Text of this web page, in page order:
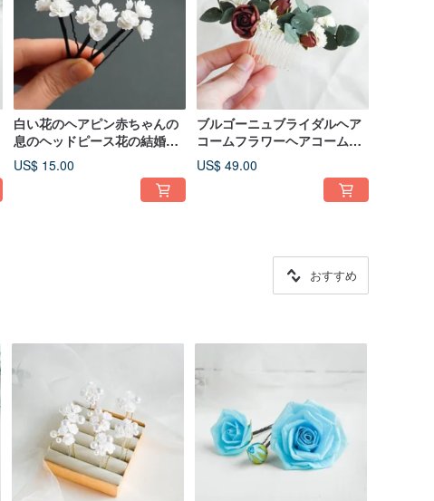
白い花のヘアピン赤ちゃんの
息のヘッドピース花の結婚式
のヘアピース
US$ 15.00
ブルゴーニュブライダルヘア
コームフラワーヘアコームユ
ーカリウェディングヘアピー
ス
US$ 49.00
おすすめ